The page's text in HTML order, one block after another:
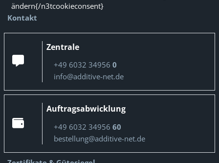
ändern{/n3tcookieconsent}
Kontakt
Zentrale
+49 6032 34956 0
info@additive-net.de
Auftragsabwicklung
+49 6032 34956 60
bestellung@additive-net.de